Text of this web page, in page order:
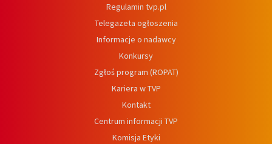
Regulamin tvp.pl
Telegazeta ogłoszenia
Informacje o nadawcy
Konkursy
Zgłoś program (ROPAT)
Kariera w TVP
Kontakt
Centrum informacji TVP
Komisja Etyki